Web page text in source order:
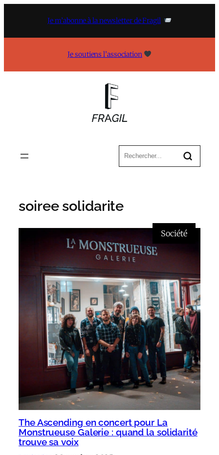
Je m’abonne à la newsletter de Fragil
Je soutiens l’association
soiree solidarite
Société
The Ascending en concert pour La
Monstrueuse Galerie : quand la solidarité
trouve sa voix